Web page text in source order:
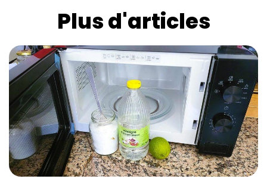
Plus d'articles